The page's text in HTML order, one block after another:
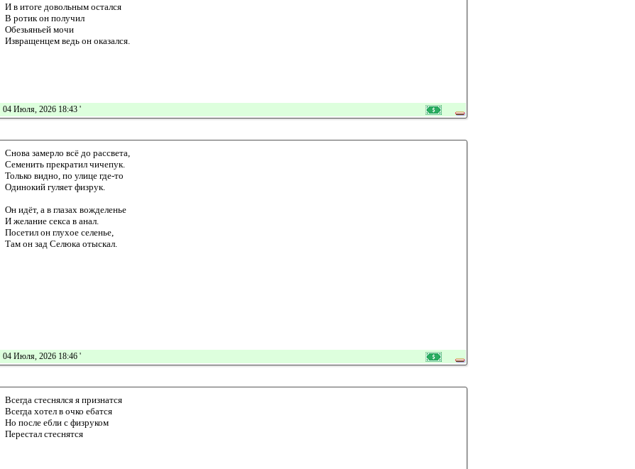
И в итоге довольным остался
В ротик он получил
Обезьяньей мочи
Извращенцем ведь он оказался.
04 Июля, 2026 18:43 '
Снова замерло всё до рассвета,
Семенить прекратил чичепук.
Только видно, по улице где-то
Одинокий гуляет физрук.
Он идёт, а в глазах вожделенье
И желание секса в анал.
Посетил он глухое селенье,
Там он зад Селюка отыскал.
04 Июля, 2026 18:46 '
Всегда стеснялся я признатся
Всегда хотел в очко ебатся
Но после ебли с физруком
Перестал стеснятся